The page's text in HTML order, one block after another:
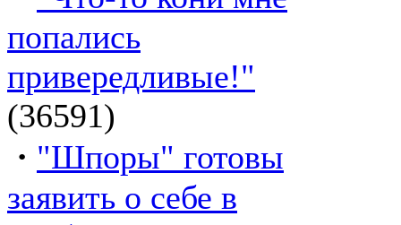
попались
привередливые!"
(36591)
· "Шпоры" готовы
заявить о себе в